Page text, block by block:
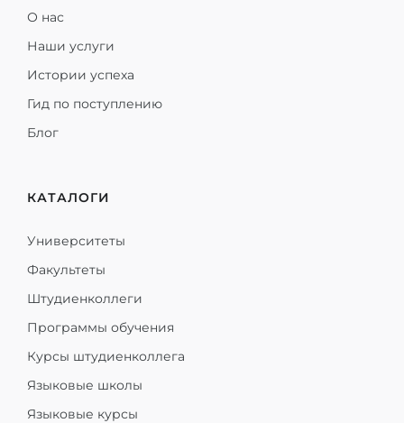
О нас
Наши услуги
Истории успеха
Гид по поступлению
Блог
КАТАЛОГИ
Университеты
Факультеты
Штудиенколлеги
Программы обучения
Курсы штудиенколлега
Языковые школы
Языковые курсы